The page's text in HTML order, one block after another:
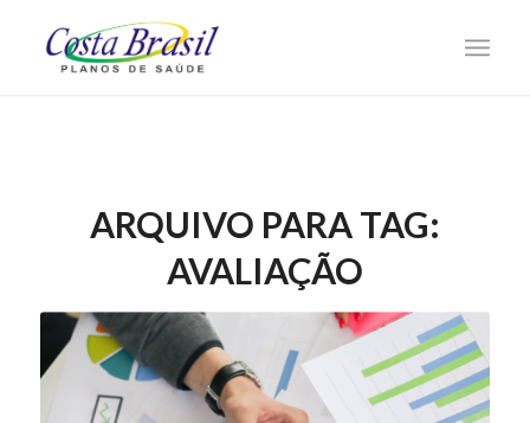
ARQUIVO PARA TAG:
AVALIAÇÃO